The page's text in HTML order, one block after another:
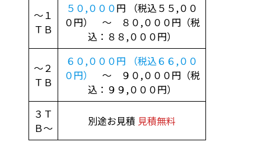
～１
ＴＢ
５０,０００円 （税込５５,００
０円） ～ ８０,０００円（税
込：８８,０００円）
～２
ＴＢ
６０,０００円 （税込６６,００
０円）
～ ９０,０００円（税
込：９９,０００円）
３Ｔ
Ｂ～
別途お見積 見積無料